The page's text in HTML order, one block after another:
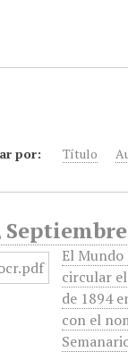
por: Título
El
circular
de 1894
con el